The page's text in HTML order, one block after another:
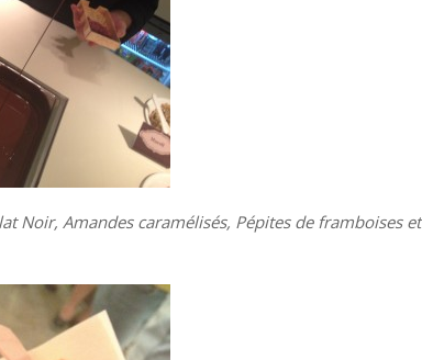
Noir, Amandes caramélisés, Pépites de framboises et